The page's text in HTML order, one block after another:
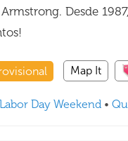
Desde
Map It
Labor Day Weekend •